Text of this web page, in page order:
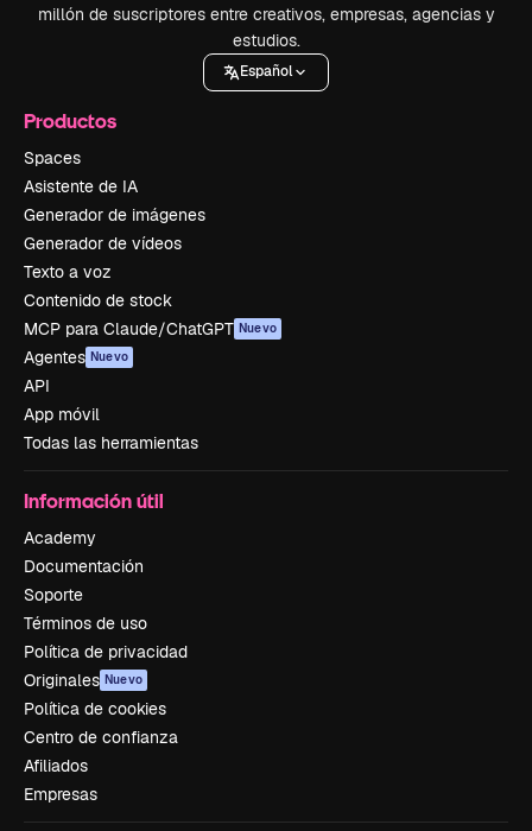
millón de suscriptores entre creativos, empresas, agencias y
estudios.
Español
Productos
Spaces
Asistente de IA
Generador de imágenes
Generador de vídeos
Texto a voz
Contenido de stock
MCP para Claude/ChatGPT Nuevo
Agentes Nuevo
API
App móvil
Todas las herramientas
Información útil
Academy
Documentación
Soporte
Términos de uso
Política de privacidad
Originales Nuevo
Política de cookies
Centro de confianza
Afiliados
Empresas